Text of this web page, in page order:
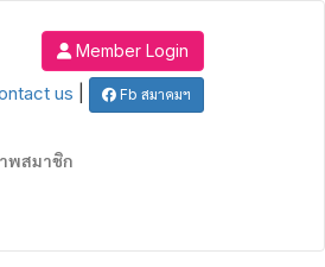
Member Login
us Fb สมาคมฯ
พสมาชิก